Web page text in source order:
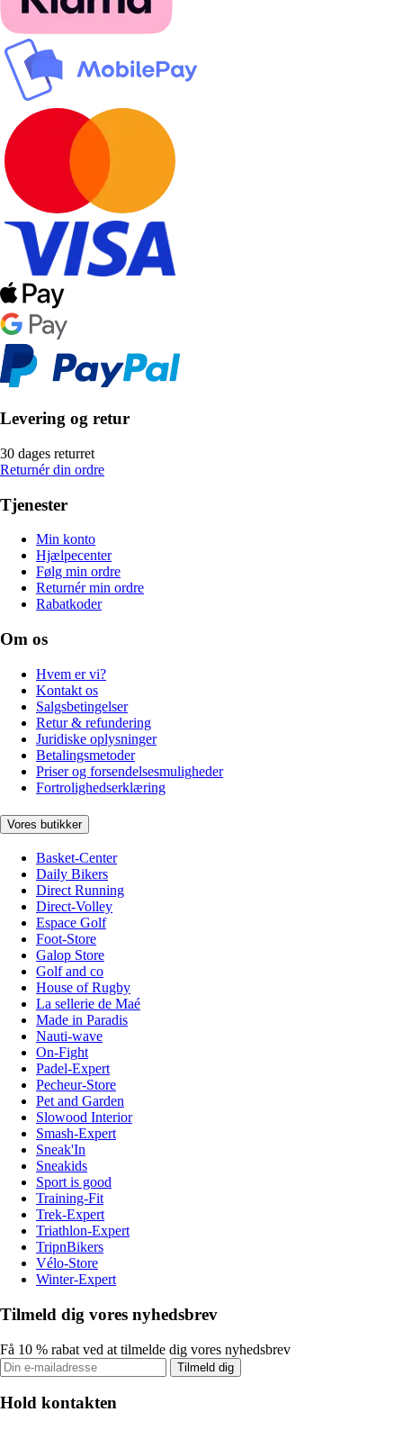
Levering og retur
30 dages returret
Returnér din ordre
Tjenester
Min konto
Hjælpecenter
Følg min ordre
Returnér min ordre
Rabatkoder
Om os
Hvem er vi?
Kontakt os
Salgsbetingelser
Retur & refundering
Juridiske oplysninger
Betalingsmetoder
Priser og forsendelsesmuligheder
Fortrolighedserklæring
Vores butikker
Basket-Center
Daily Bikers
Direct Running
Direct-Volley
Espace Golf
Foot-Store
Galop Store
Golf and co
House of Rugby
La sellerie de Maé
Made in Paradis
Nauti-wave
On-Fight
Padel-Expert
Pecheur-Store
Pet and Garden
Slowood Interior
Smash-Expert
Sneak'In
Sneakids
Sport is good
Training-Fit
Trek-Expert
Triathlon-Expert
TripnBikers
Vélo-Store
Winter-Expert
Tilmeld dig vores nyhedsbrev
Få 10 % rabat ved at tilmelde dig vores nyhedsbrev
Tilmeld dig
Hold kontakten